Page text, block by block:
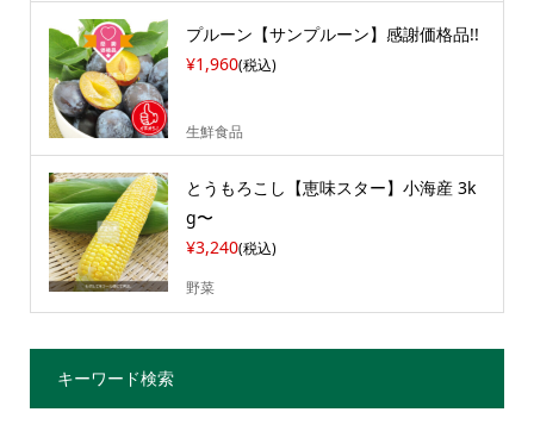
プルーン【サンプルーン】感謝価格品!!
¥1,960(税込)
生鮮食品
とうもろこし【恵味スター】小海産 3k
g〜
¥3,240(税込)
野菜
キーワード検索